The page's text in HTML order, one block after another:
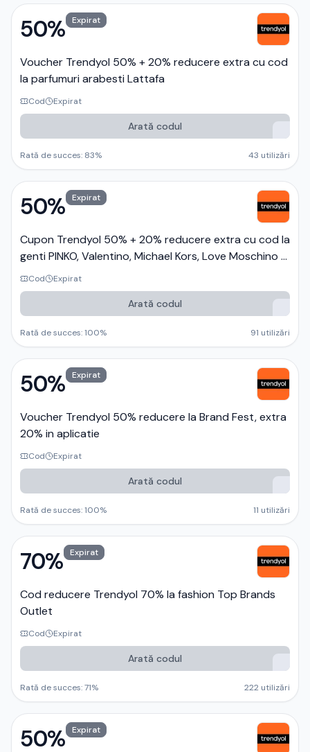
50% Expirat
Voucher Trendyol 50% + 20% reducere extra cu cod
la parfumuri arabesti Lattafa
Cod Expirat
Arată codul
Rată de succes: 83% 43 utilizări
50% Expirat
Cupon Trendyol 50% + 20% reducere extra cu cod la
genti PINKO, Valentino, Michael Kors, Love Moschino -
primii 200 clienti
Cod Expirat
Arată codul
Rată de succes:100% 91 utilizări
50% Expirat
Voucher Trendyol 50% reducere la Brand Fest, extra
20% in aplicatie
Cod Expirat
Arată codul
Rată de succes:100% 11 utilizări
70% Expirat
Cod reducere Trendyol 70% la fashion Top Brands
Outlet
Cod Expirat
Arată codul
Rată de succes:71% 222 utilizări
50% Expirat